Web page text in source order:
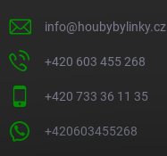
info@houbybylinky.cz
+420 603 455 268
+420 733 36 11 35
+420603455268